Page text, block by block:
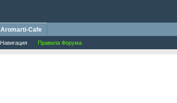
Навигация Правила Форума
Aromarti-Cafe